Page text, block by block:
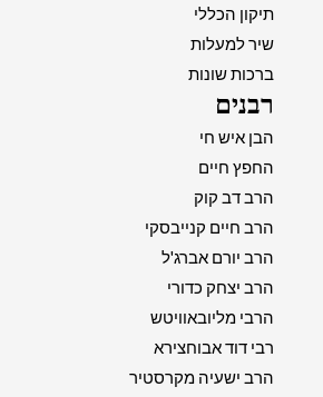
תיקון הכללי
שיר למעלות
ברכות שונות
רבנים
הבן איש חי
החפץ חיים
הרב דב קוק
הרב חיים קנייבסקי
הרב יורם אברג'ל
הרב יצחק כדורי
הרבי מליובאוויטש
רבי דוד אבוחצירא
הרב ישעיה מקרסטיר